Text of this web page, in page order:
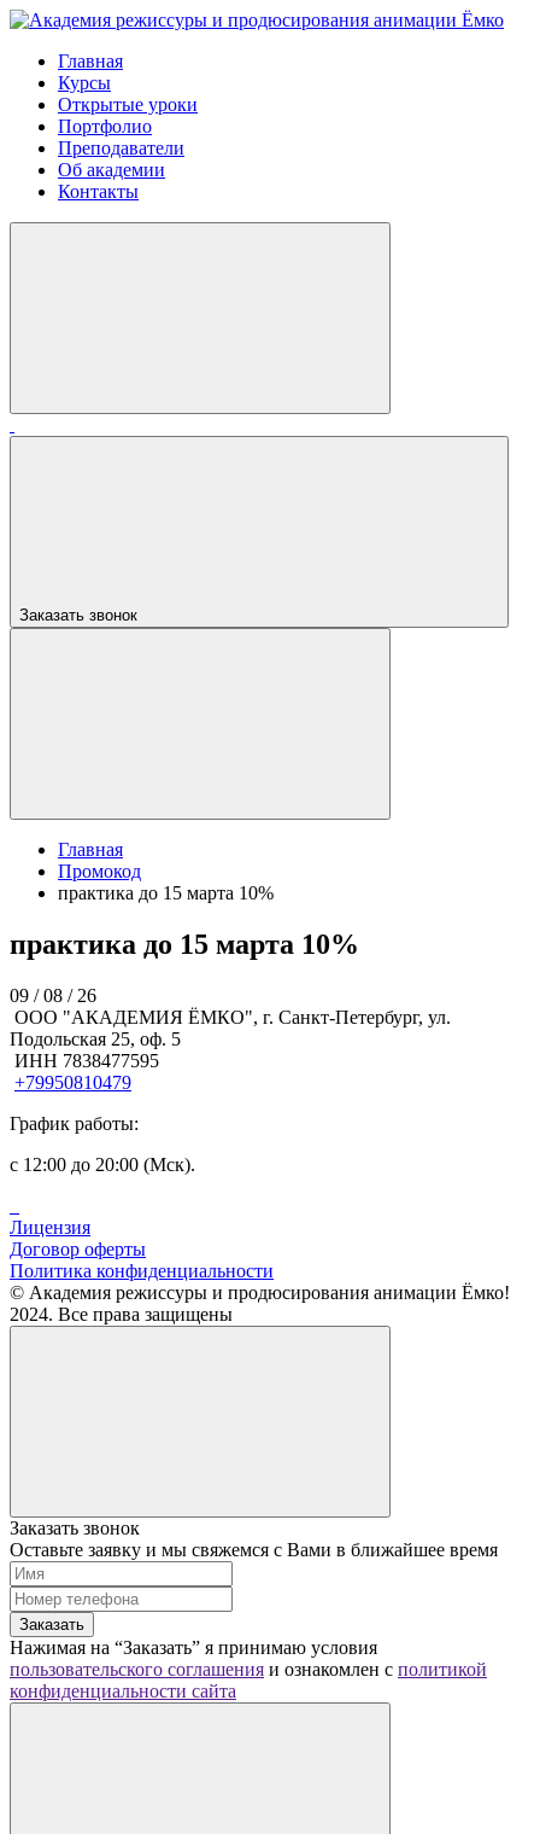
Главная
Курсы
Открытые уроки
Портфолио
Преподаватели
Об академии
Контакты
Заказать звонок
Главная
Промокод
практика до 15 марта 10%
практика до 15 марта 10%
09 / 08 / 26
ООО "АКАДЕМИЯ ЁМКО", г. Санкт-Петербург, ул.
Подольская 25, оф. 5
ИНН 7838477595
+79950810479
График работы:
с 12:00 до 20:00 (Мск).
Лицензия
Договор оферты
Политика конфиденциальности
© Академия режиссуры и продюсирования анимации Ёмко!
2024. Все права защищены
Заказать звонок
Оставьте заявку и мы свяжемся с Вами в ближайшее время
Заказать
Нажимая на “Заказать” я принимаю условия
пользовательского соглашения и ознакомлен с политикой
конфиденциальности сайта